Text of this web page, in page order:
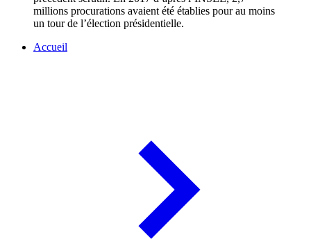
millions procurations avaient été établies pour au moins
un tour de l’élection présidentielle.
Accueil